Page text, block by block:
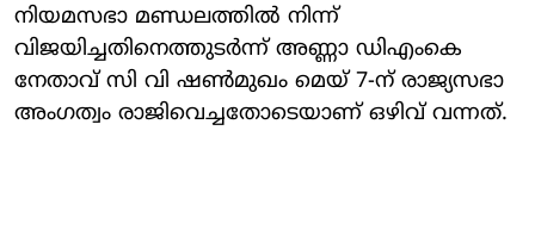
നിയമസഭാ മണ്ഡലത്തിൽ നിന്ന്
വിജയിച്ചതിനെത്തുടർന്ന് അണ്ണാ ഡിഎംകെ
നേതാവ് സി വി ഷൺമുഖം മെയ് 7-ന് രാജ്യസഭാ
അംഗത്വം രാജിവെച്ചതോടെയാണ് ഒഴിവ് വന്നത്.